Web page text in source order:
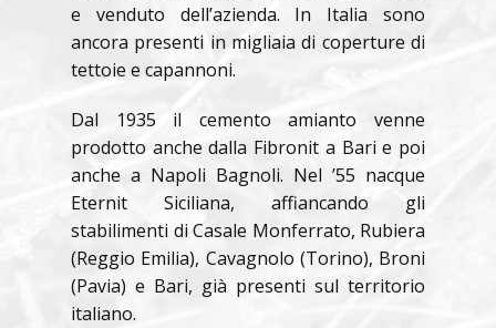
e venduto dell’azienda. In Italia sono
ancora presenti in migliaia di coperture di
tettoie e capannoni.
Dal 1935 il cemento amianto venne
prodotto anche dalla Fibronit a Bari e poi
anche a Napoli Bagnoli. Nel ’55 nacque
Eternit Siciliana, affiancando gli
stabilimenti di Casale Monferrato, Rubiera
(Reggio Emilia), Cavagnolo (Torino), Broni
(Pavia) e Bari, già presenti sul territorio
italiano.